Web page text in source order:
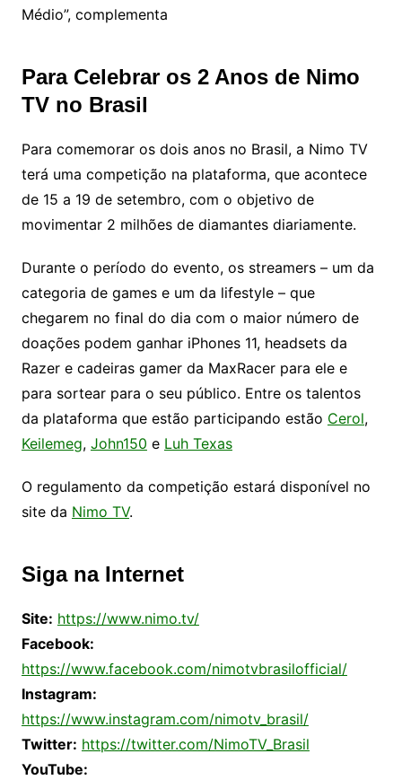
Médio”, complementa
Para Celebrar os 2 Anos de Nimo
TV no Brasil
Para comemorar os dois anos no Brasil, a Nimo TV
terá uma competição na plataforma, que acontece
de 15 a 19 de setembro, com o objetivo de
movimentar 2 milhões de diamantes diariamente.
Durante o período do evento, os streamers – um da
categoria de games e um da lifestyle – que
chegarem no final do dia com o maior número de
doações podem ganhar iPhones 11, headsets da
Razer e cadeiras gamer da MaxRacer para ele e
para sortear para o seu público. Entre os talentos
da plataforma que estão participando estão Cerol,
Keilemeg, John150 e Luh Texas
O regulamento da competição estará disponível no
site da Nimo TV.
Siga na Internet
Site: https://www.nimo.tv/
Facebook:
https://www.facebook.com/nimotvbrasilofficial/
Instagram:
https://www.instagram.com/nimotv_brasil/
Twitter: https://twitter.com/NimoTV_Brasil
YouTube: